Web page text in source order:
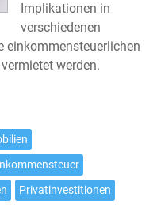
Implikationen in
verschiedenen
einkommensteuerlichen
werden.
Privatinvestitionen